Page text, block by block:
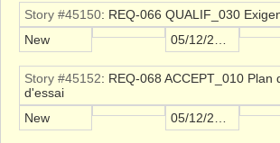
Story #45150: REQ-066 QUALIF_030
New
Story #45152: REQ-068 ACCEPT_010 Plan
d'essai
New